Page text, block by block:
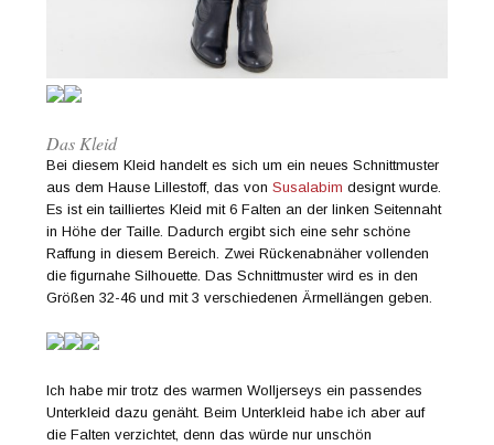
Das Kleid
Bei diesem Kleid handelt es sich um ein neues Schnittmuster
aus dem Hause Lillestoff, das vonSusalabim designt wurde.
Es ist ein tailliertes Kleid mit 6 Falten an der linken Seitennaht
in Höhe der Taille. Dadurch ergibt sich eine sehr schöne
Raffung in diesem Bereich. Zwei Rückenabnäher vollenden
die figurnahe Silhouette. Das Schnittmuster wird es in den
Größen 32-46 und mit 3 verschiedenen Ärmellängen geben.
Ich habe mir trotz des warmen Wolljerseys ein passendes
Unterkleid dazu genäht. Beim Unterkleid habe ich aber auf
die Falten verzichtet, denn das würde nur unschön